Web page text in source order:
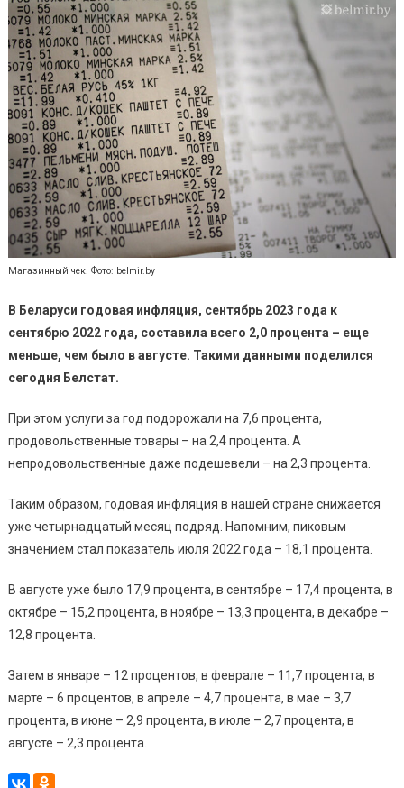
Магазинный чек. Фото: belmir.by
В Беларуси годовая инфляция, сентябрь 2023 года к
сентябрю 2022 года, составила всего 2,0 процента – еще
меньше, чем было в августе. Такими данными поделился
сегодня Белстат.
При этом услуги за год подорожали на 7,6 процента,
продовольственные товары – на 2,4 процента. А
непродовольственные даже подешевели – на 2,3 процента.
Таким образом, годовая инфляция в нашей стране снижается
уже четырнадцатый месяц подряд. Напомним, пиковым
значением стал показатель июля 2022 года – 18,1 процента.
В августе уже было 17,9 процента, в сентябре – 17,4 процента, в
октябре – 15,2 процента, в ноябре – 13,3 процента, в декабре –
12,8 процента.
Затем в январе – 12 процентов, в феврале – 11,7 процента, в
марте – 6 процентов, в апреле – 4,7 процента, в мае – 3,7
процента, в июне – 2,9 процента, в июле – 2,7 процента, в
августе – 2,3 процента.